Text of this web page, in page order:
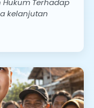
Hukum Terhadap
kelanjutan